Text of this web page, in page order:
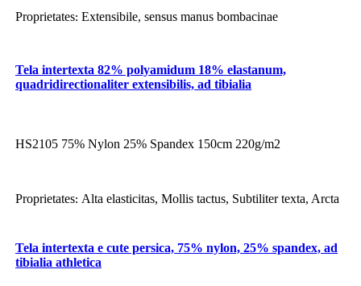
Proprietates: Extensibile, sensus manus bombacinae
Tela intertexta 82% polyamidum 18% elastanum,
quadridirectionaliter extensibilis, ad tibialia
HS2105 75% Nylon 25% Spandex 150cm 220g/m2
Proprietates: Alta elasticitas, Mollis tactus, Subtiliter texta, Arcta
Tela intertexta e cute persica, 75% nylon, 25% spandex, ad
tibialia athletica